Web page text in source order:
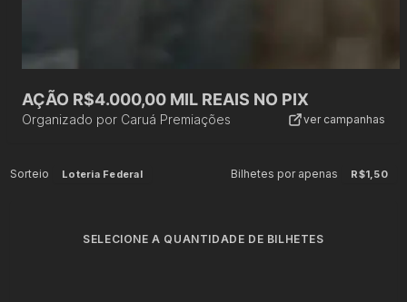
AÇÃO R$4.000,00 MIL REAIS NO PIX
Organizado por Caruá Premiações ver campanhas
Sorteio Loteria Federal Bilhetes por apenas R$1,50
SELECIONE A QUANTIDADE DE BILHETES